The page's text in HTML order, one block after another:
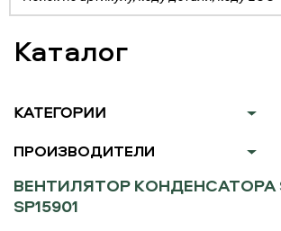
Каталог
КАТЕГОРИИ
ПРОИЗВОДИТЕЛИ
ВЕНТИЛЯТОР КОНДЕНСАТОРА
SP15901